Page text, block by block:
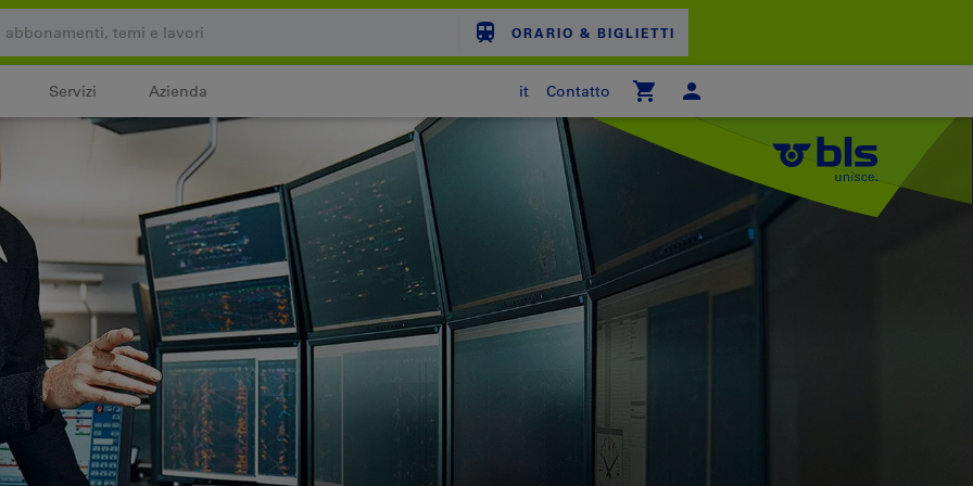
ORARIO & BIGLIETTI
Servizi Azienda it
Contatto
Il carrello è vuoto
Login